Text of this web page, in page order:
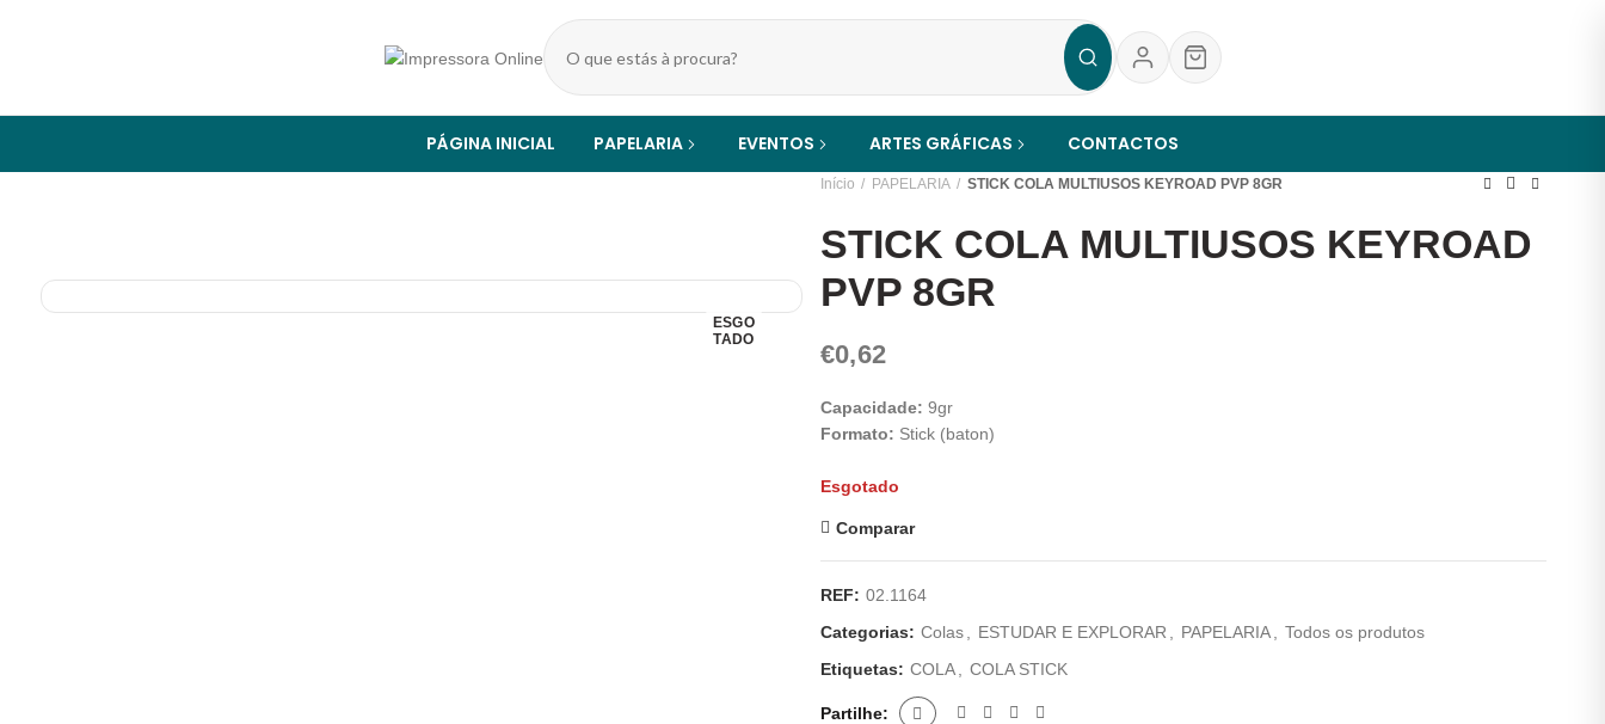
Pesquisar
produtos
PÁGINA INICIAL PAPELARIA EVENTOS ARTES GRÁFICAS CONTACTOS
ESGO
TADO
Início PAPELARIA STICK COLA MULTIUSOS KEYROAD PVP 8GR
STICK COLA MULTIUSOS KEYROAD
PVP 8GR
€0,62
Capacidade: 9gr
Formato: Stick (baton)
Esgotado
Comparar
REF: 02.1164
Categorias: Colas ESTUDAR E EXPLORAR PAPELARIA
Todos os produtos
Etiquetas: COLA COLA STICK
Partilhe